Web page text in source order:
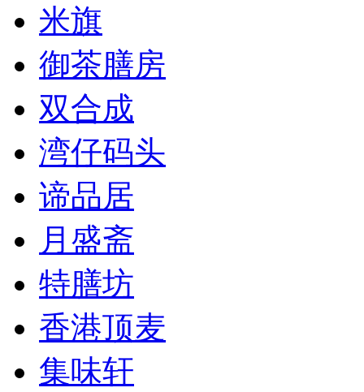
米旗
御茶膳房
双合成
湾仔码头
谛品居
月盛斋
特膳坊
香港顶麦
集味轩